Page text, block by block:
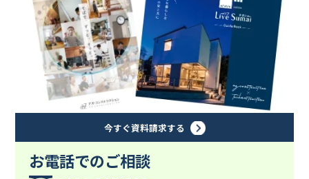
今すぐ資料請求する
お電話でのご相談